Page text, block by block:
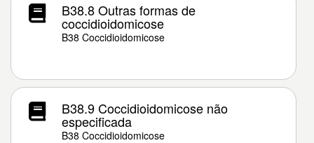
B38.8 Outras formas de
coccidioidomicose
B38 Coccidioidomicose
B38.9 Coccidioidomicose não
especificada
B38 Coccidioidomicose